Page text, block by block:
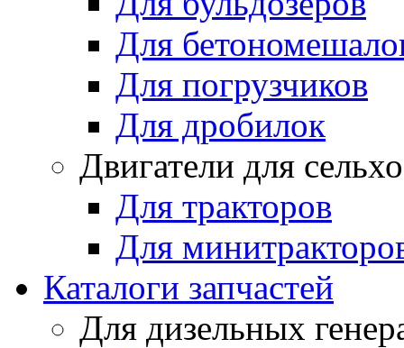
Для
Для погрузчиков
Для дробилок
Двигатели для
Для тракторов
Для
Каталоги запчастей
Для дизельных